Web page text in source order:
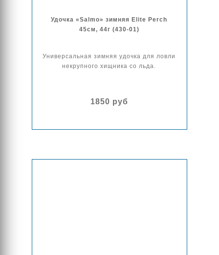
Удочка «Salmo» зимняя Elite Perch
45см, 44г (430-01)
Универсальная зимняя удочка для ловли
некрупного хищника со льда.
1850 руб